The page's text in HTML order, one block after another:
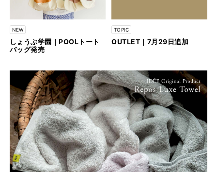
NEW
しょうぶ学園｜POOLトート
バッグ発売
TOPIC
OUTLET｜7月29日追加